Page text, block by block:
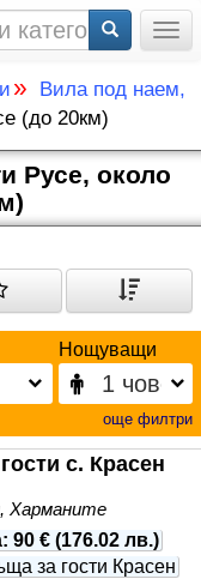
»
Вила под наем,
(до 20км)
Русе, около
Нощуващи
още филтри
с. Красен
Харманите
: 90 € (176.02 лв.)
за гости Красен